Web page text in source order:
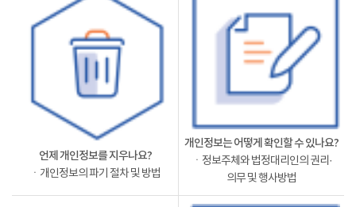
언제 개인정보를 지우나요?
ㆍ개인정보의 파기 절차 및 방법
개인정보는 어떻게 확인할 수 있나요?
ㆍ정보주체와 법정대리인의 권리·
의무 및 행사방법